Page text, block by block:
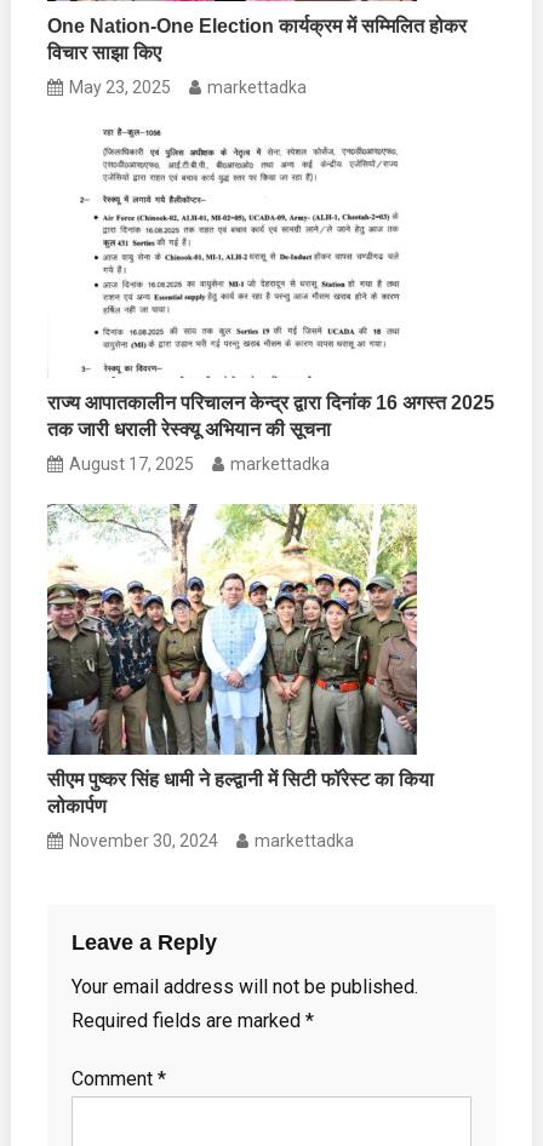
One Nation-One Election कार्यक्रम में सम्मिलित होकर
विचार साझा किए
May 23, 2025 markettadka
राज्य आपातकालीन परिचालन केन्द्र द्वारा दिनांक 16 अगस्त 2025
तक जारी धराली रेस्क्यू अभियान की सूचना
August 17, 2025 markettadka
सीएम पुष्कर सिंह धामी ने हल्द्वानी में सिटी फॉरेस्ट का किया
लोकार्पण
November 30, 2024 markettadka
Leave a Reply
Your email address will not be published.
Required fields are marked *
Comment *